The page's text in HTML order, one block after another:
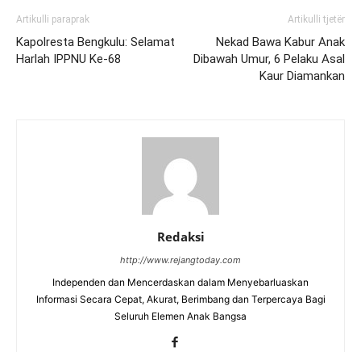
Artikulli paraprak
Kapolresta Bengkulu: Selamat
Harlah IPPNU Ke-68
Artikulli tjetër
Nekad Bawa Kabur Anak
Dibawah Umur, 6 Pelaku Asal
Kaur Diamankan
Redaksi
http://www.rejangtoday.com
Independen dan Mencerdaskan dalam Menyebarluaskan
Informasi Secara Cepat, Akurat, Berimbang dan Terpercaya Bagi
Seluruh Elemen Anak Bangsa